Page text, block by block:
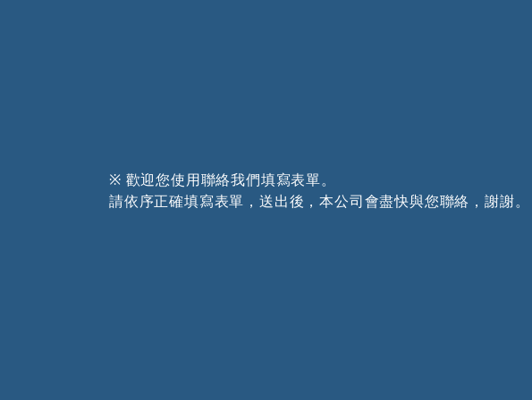
※ 歡迎您使用聯絡我們填寫表單。
請依序正確填寫表單，送出後，本公司會盡快與您聯絡，謝謝。